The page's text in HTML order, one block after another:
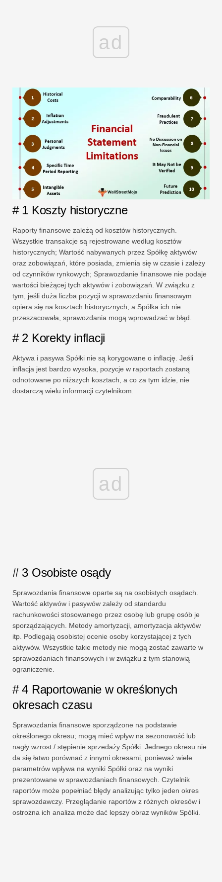
ad
# 1 Koszty historyczne
Raporty finansowe zależą od kosztów historycznych.
Wszystkie transakcje są rejestrowane według kosztów
historycznych; Wartość nabywanych przez Spółkę aktywów
oraz zobowiązań, które posiada, zmienia się w czasie i zależy
od czynników rynkowych; Sprawozdanie finansowe nie podaje
wartości bieżącej tych aktywów i zobowiązań. W związku z
tym, jeśli duża liczba pozycji w sprawozdaniu finansowym
opiera się na kosztach historycznych, a Spółka ich nie
przeszacowała, sprawozdania mogą wprowadzać w błąd.
# 2 Korekty inflacji
Aktywa i pasywa Spółki nie są korygowane o inflację. Jeśli
inflacja jest bardzo wysoka, pozycje w raportach zostaną
odnotowane po niższych kosztach, a co za tym idzie, nie
dostarczą wielu informacji czytelnikom.
ad
# 3 Osobiste osądy
Sprawozdania finansowe oparte są na osobistych osądach.
Wartość aktywów i pasywów zależy od standardu
rachunkowości stosowanego przez osobę lub grupę osób je
sporządzających. Metody amortyzacji, amortyzacja aktywów
itp. Podlegają osobistej ocenie osoby korzystającej z tych
aktywów. Wszystkie takie metody nie mogą zostać zawarte w
sprawozdaniach finansowych i w związku z tym stanowią
ograniczenie.
# 4 Raportowanie w określonych
okresach czasu
Sprawozdania finansowe sporządzone na podstawie
określonego okresu; mogą mieć wpływ na sezonowość lub
nagły wzrost / stępienie sprzedaży Spółki. Jednego okresu nie
da się łatwo porównać z innymi okresami, ponieważ wiele
parametrów wpływa na wyniki Spółki oraz na wyniki
prezentowane w sprawozdaniach finansowych. Czytelnik
raportów może popełniać błędy analizując tylko jeden okres
sprawozdawczy. Przeglądanie raportów z różnych okresów i
ostrożna ich analiza może dać lepszy obraz wyników Spółki.